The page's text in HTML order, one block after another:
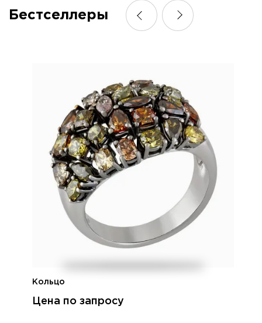
Бестселлеры
Кольцо
Цена по запросу